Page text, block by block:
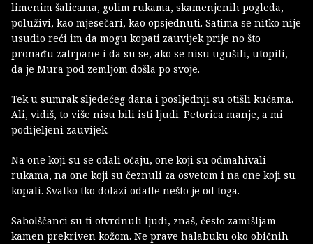
limenim šalicama, golim rukama, skamenjenih pogleda,
poluživi, kao mjesečari, kao opsjednuti. Satima se nitko nije
usudio reći im da mogu kopati zauvijek prije no što
pronađu zatrpane i da su se, ako se nisu ugušili, utopili,
da je Mura pod zemljom došla po svoje.
Tek u sumrak sljedećeg dana i posljednji su otišli kućama.
Ali, vidiš, to više nisu bili isti ljudi. Petorica manje, a mi
podijeljeni zauvijek.
Na one koji su se odali očaju, one koji su odmahivali
rukama, na one koji su čeznuli za osvetom i na one koji su
kopali. Svatko tko dolazi odatle nešto je od toga.
Sabolščanci su ti otvrdnuli ljudi, znaš, često zamišljam
kamen prekriven kožom. Ne prave halabuku oko običnih